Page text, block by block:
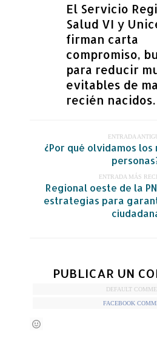
El Servicio
Salud VI y
firman carta
compromiso,
para reducir
evitables de
recién nacidos.
ENTRADA
¿Por qué olvidamos los
ENTRADA MÁS
Regional oeste de la
estrategias para
PUBLICAR UN
DEFAULT
FACEBOOK